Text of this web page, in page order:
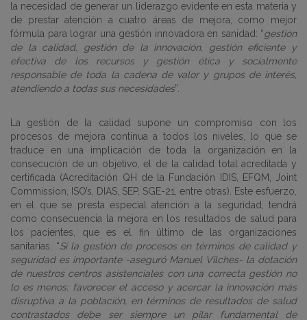
la necesidad de generar un liderazgo evidente en esta materia y
de prestar atención a cuatro áreas de mejora, como mejor
fórmula para lograr una gestión innovadora en sanidad: “gestión
de la calidad, gestión de la innovación, gestión eficiente y
efectiva de los recursos y gestión ética y socialmente
responsable de toda la cadena de valor y grupos de interés,
atendiendo a todas sus necesidades”.
La gestión de la calidad supone un compromiso con los
procesos de mejora continua a todos los niveles, lo que se
traduce en una implicación de toda la organización en la
consecución de un objetivo, el de la calidad total acreditada y
certificada (Acreditación QH de la Fundación IDIS, EFQM, Joint
Commission, ISO’s, DIAS, SEP, SGE-21, entre otras). Este esfuerzo,
en el que se presta especial atención a la seguridad, tendrá
como consecuencia la mejora en los resultados de salud para
los pacientes, que es el fin último de las organizaciones
sanitarias. “Si la gestión de procesos en términos de calidad y
seguridad es importante -aseguró Manuel Vilches- la dotación
de nuestros centros asistenciales con una correcta gestión no
lo es menos: favorecer el acceso y acercar la innovación más
disruptiva a la población, en términos de resultados de salud
contrastados debe ser siempre un pilar fundamental de